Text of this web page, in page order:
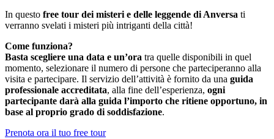
In questo free tour dei misteri e delle leggende di Anversa ti
verranno svelati i misteri più intriganti della città!
Come funziona?
Basta scegliere una data e un’ora tra quelle disponibili in quel
momento, selezionare il numero di persone che parteciperanno alla
visita e partecipare. Il servizio dell’attività è fornito da una guida
professionale accreditata, alla fine dell’esperienza, ogni
partecipante darà alla guida l’importo che ritiene opportuno, in
base al proprio grado di soddisfazione.
Prenota ora il tuo free tour